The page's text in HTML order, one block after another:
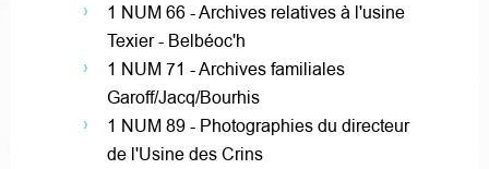
1 NUM 66 - Archives relatives à l'usine
Texier - Belbéoc'h
1 NUM 71 - Archives familiales
Garoff/Jacq/Bourhis
1 NUM 89 - Photographies du directeur
de l'Usine des Crins